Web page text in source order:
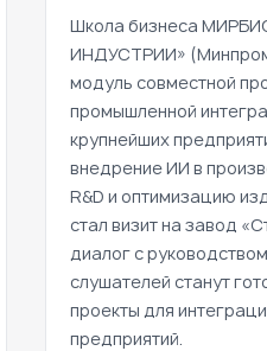
Школа бизнеса
ИНДУСТРИИ»
модуль совместной
промышленной
крупнейших
внедрение ИИ в
R&D и оптимизацию
стал визит на завод
диалог с
слушателей станут
проекты для
предприятий.